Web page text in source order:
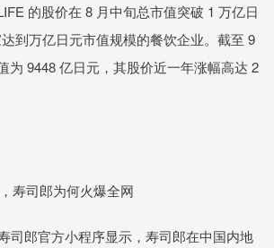
的股价在 8 月中旬总市值突破 1 万亿日
到万亿日元市值规模的餐饮企业。截至 9
为 9448 亿日元，其股价近一年涨幅高达 2
寿司郎为何火爆全网
司郎官方小程序显示，寿司郎在中国内地